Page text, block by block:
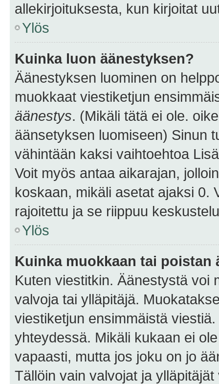
allekirjoituksesta, kun kirjoitat
Ylös
Kuinka luon äänestyksen?
Äänestyksen luominen on
muokkaat viestiketjun
äänestys. (Mikäli tätä ei ole.
äänsetyksen luomiseen) Sinun
vähintään kaksi vaihtoehtoa
Voit myös antaa aikarajan,
koskaan, mikäli asetat ajaksi 0.
rajoitettu ja se riippuu
Ylös
Kuinka muokkaan tai poistan
Kuten viestitkin. Äänestystä voi
valvoja tai ylläpitäjä.
viestiketjun ensimmäistä
yhteydessä. Mikäli kukaan ei
vapaasti, mutta jos joku on jo
Tällöin vain valvojat ja